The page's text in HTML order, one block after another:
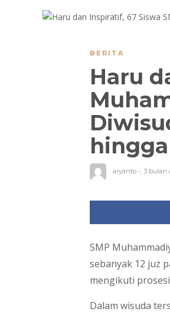
BERITA
Haru
hingga
aryanto -, 3 bulan
SMP
sebanyak 12 juz
mengikuti
Dalam wisuda